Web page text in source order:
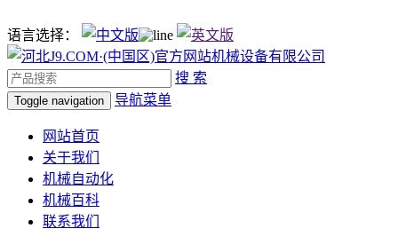
语言选择：
搜 索
Toggle navigation 导航菜单
网站首页
关于我们
机械自动化
机械百科
联系我们